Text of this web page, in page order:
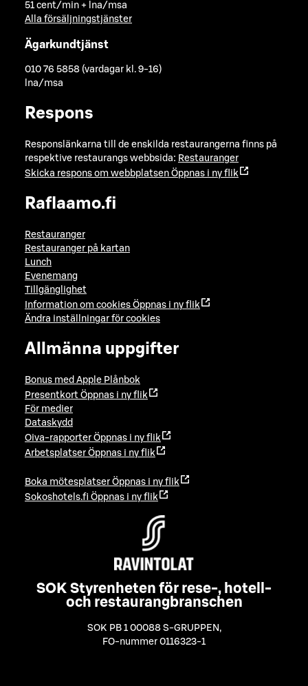
51 cent/min + lna/msa
Alla försäljningstjänster
Ägarkundtjänst
010 76 5858 (vardagar kl. 9-16)
lna/msa
Respons
Responslänkarna till de enskilda restaurangerna finns på
respektive restaurangs webbsida: Restauranger
Skicka respons om webbplatsen Öppnas i ny flik
Raflaamo.fi
Restauranger
Restauranger på kartan
Lunch
Evenemang
Tillgänglighet
Information om cookies Öppnas i ny flik
Ändra inställningar för cookies
Allmänna uppgifter
Bonus med Apple Plånbok
Presentkort Öppnas i ny flik
För medier
Dataskydd
Oiva-rapporter Öppnas i ny flik
Arbetsplatser Öppnas i ny flik
Boka mötesplatser Öppnas i ny flik
Sokoshotels.fi Öppnas i ny flik
SOK Styrenheten för rese-, hotell-
och restaurangbranschen
SOK PB 1 00088 S-GRUPPEN ,
FO-nummer 0116323-1